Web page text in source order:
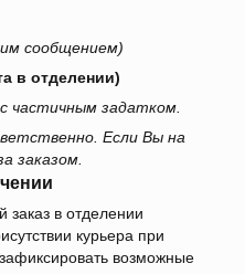
сообщением)
в отделении)
частичным задатком.
Если Вы на
заказом.
заказ в отделении
курьера при
возможные